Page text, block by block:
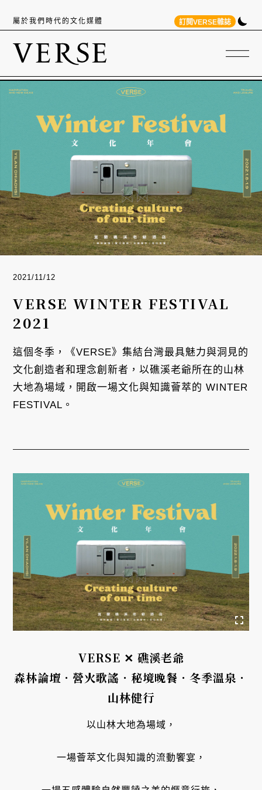
屬於我們時代的文化媒體 訂閱VERSE雜誌
2021/11/12
VERSE WINTER FESTIVAL
2021
這個冬季，《VERSE》集結台灣最具魅力與洞見的
文化創造者和理念創新者，以礁溪老爺所在的山林
大地為場域，開啟一場文化與知識薈萃的 WINTER
FESTIVAL。
VERSE ✕ 礁溪老爺
森林論壇．營火歌謠．秘境晚餐．冬季溫泉．
山林健行
以山林大地為場域，
一場薈萃文化與知識的流動饗宴，